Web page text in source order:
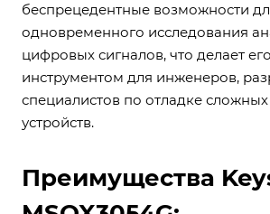
беспрецедентные возможности
одновременного исследования
цифровых сигналов, что делает
инструментом для инженеров,
специалистов по отладке
устройств.
Преимущества